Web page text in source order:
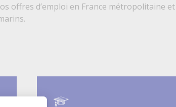
offres d’emploi en France métropolitaine